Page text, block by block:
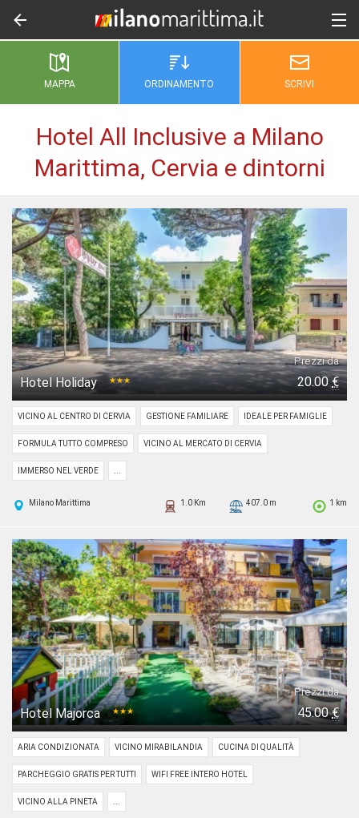
MAPPA ORDINAMENTO SCRIVI
Hotel All Inclusive a Milano
Marittima, Cervia e dintorni
Hotel Holiday ★★★
Prezzi da
20.00€
VICINO AL CENTRO DI CERVIA GESTIONE FAMILIARE IDEALE PER FAMIGLIE
FORMULA TUTTO COMPRESO VICINO AL MERCATO DI CERVIA
IMMERSO NEL VERDE ...
Milano Marittima 1 km
407.0 m
1.0 Km
Hotel Majorca ★★★
Prezzi da
45.00€
ARIA CONDIZIONATA VICINO MIRABILANDIA CUCINA DI QUALITÀ
PARCHEGGIO GRATIS PER TUTTI WIFI FREE INTERO HOTEL
VICINO ALLA PINETA